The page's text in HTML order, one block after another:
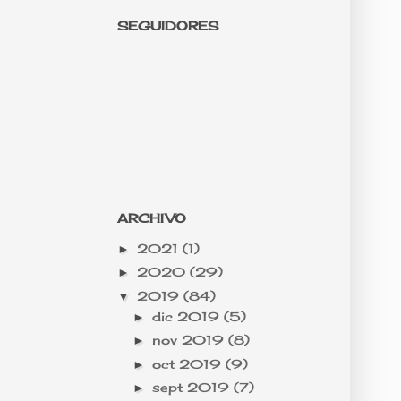
SEGUIDORES
ARCHIVO
► 2021 (1)
► 2020 (29)
▼ 2019 (84)
► dic 2019 (5)
► nov 2019 (8)
► oct 2019 (9)
► sept 2019 (7)